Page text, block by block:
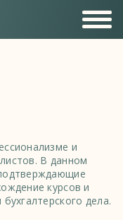
и
В данном
курсов и
дела.